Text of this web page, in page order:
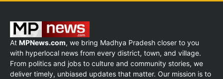
At MPNews.com, we bring Madhya Pradesh closer to you
with hyperlocal news from every district, town, and village.
From politics and jobs to culture and community stories, we
deliver timely, unbiased updates that matter. Our mission is to